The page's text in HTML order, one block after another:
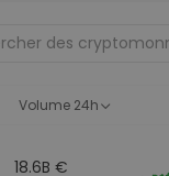
d'investissement
Des
Volume 24h
18.6B €